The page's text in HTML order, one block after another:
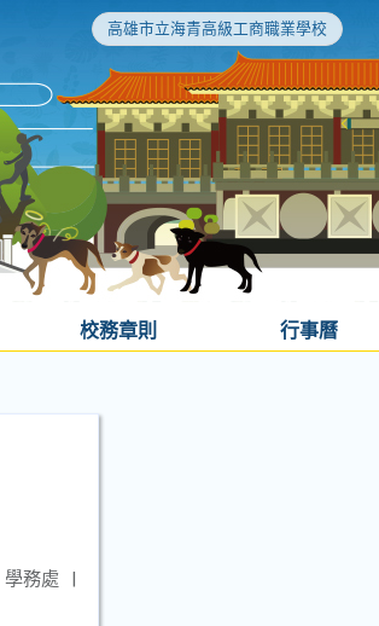
高雄市立海青高級工商職業學校
校務章則 行事曆
學務處 |